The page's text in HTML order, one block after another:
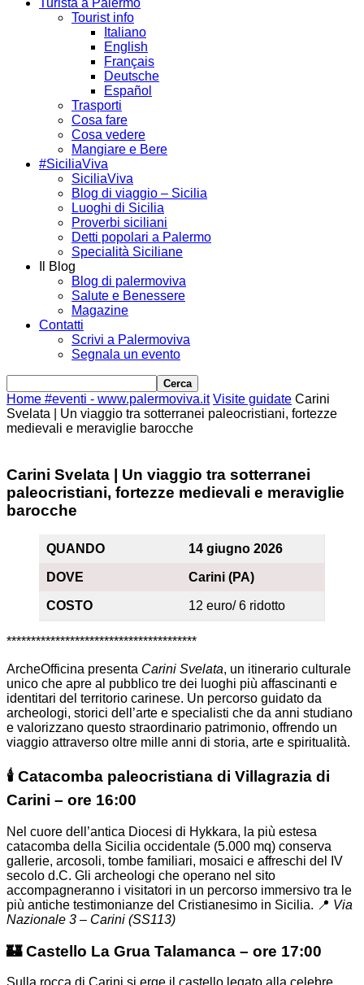
Turista a Palermo
Tourist info
Italiano
English
Français
Deutsche
Español
Trasporti
Cosa fare
Cosa vedere
Mangiare e Bere
#SiciliaViva
SiciliaViva
Blog di viaggio – Sicilia
Luoghi di Sicilia
Proverbi siciliani
Detti popolari a Palermo
Specialità Siciliane
Il Blog
Blog di palermoviva
Salute e Benessere
Magazine
Contatti
Scrivi a Palermoviva
Segnala un evento
Home #eventi - www.palermoviva.it Visite guidate Carini
Svelata | Un viaggio tra sotterranei paleocristiani, fortezze
medievali e meraviglie barocche
Carini Svelata | Un viaggio tra sotterranei
paleocristiani, fortezze medievali e meraviglie
barocche
QUANDO 14 giugno 2026
DOVE Carini (PA)
COSTO 12 euro/ 6 ridotto
***************************************
ArcheOfficina presenta Carini Svelata, un itinerario culturale
unico che apre al pubblico tre dei luoghi più affascinanti e
identitari del territorio carinese. Un percorso guidato da
archeologi, storici dell’arte e specialisti che da anni studiano
e valorizzano questo straordinario patrimonio, offrendo un
viaggio attraverso oltre mille anni di storia, arte e spiritualità.
🕯️ Catacomba paleocristiana di Villagrazia di
Carini – ore 16:00
Nel cuore dell’antica Diocesi di Hykkara, la più estesa
catacomba della Sicilia occidentale (5.000 mq) conserva
gallerie, arcosoli, tombe familiari, mosaici e affreschi del IV
secolo d.C. Gli archeologi che operano nel sito
accompagneranno i visitatori in un percorso immersivo tra le
più antiche testimonianze del Cristianesimo in Sicilia. 📍 Via
Nazionale 3 – Carini (SS113)
🏰 Castello La Grua Talamanca – ore 17:00